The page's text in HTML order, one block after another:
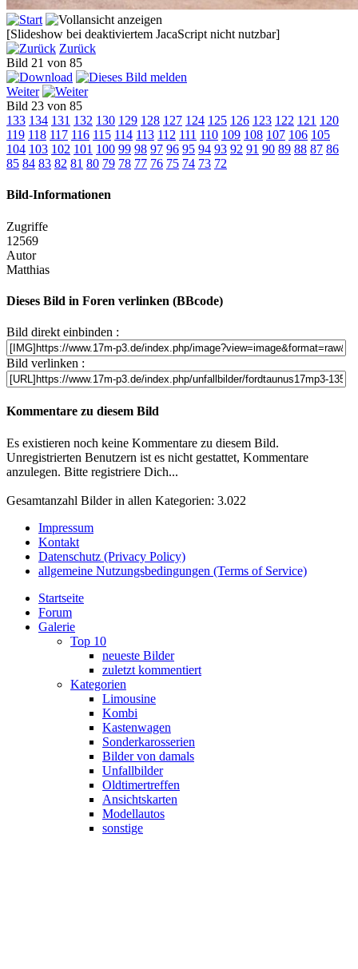
[Slideshow bei deaktiviertem JacaScript nicht nutzbar]
Zurück
Bild 21 von 85
Weiter
Bild 23 von 85
133 134 131 132 130 129 128 127 124 125 126 123 122 121 120
119 118 117 116 115 114 113 112 111 110 109 108 107 106 105
104 103 102 101 100 99 98 97 96 95 94 93 92 91 90 89 88 87 86
85 84 83 82 81 80 79 78 77 76 75 74 73 72
Bild-Informationen
Zugriffe
12569
Autor
Matthias
Dieses Bild in Foren verlinken (BBcode)
Bild direkt einbinden :
Bild verlinken :
Kommentare zu diesem Bild
Es existieren noch keine Kommentare zu diesem Bild.
Unregistrierten Benutzern ist es nicht gestattet, Kommentare
anzulegen. Bitte registriere Dich...
Gesamtanzahl Bilder in allen Kategorien: 3.022
Impressum
Kontakt
Datenschutz (Privacy Policy)
allgemeine Nutzungsbedingungen (Terms of Service)
Startseite
Forum
Galerie
Top 10
neueste Bilder
zuletzt kommentiert
Kategorien
Limousine
Kombi
Kastenwagen
Sonderkarosserien
Bilder von damals
Unfallbilder
Oldtimertreffen
Ansichtskarten
Modellautos
sonstige